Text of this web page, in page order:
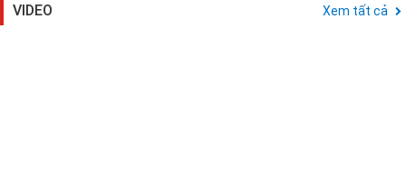
VIDEO Xem tất cả